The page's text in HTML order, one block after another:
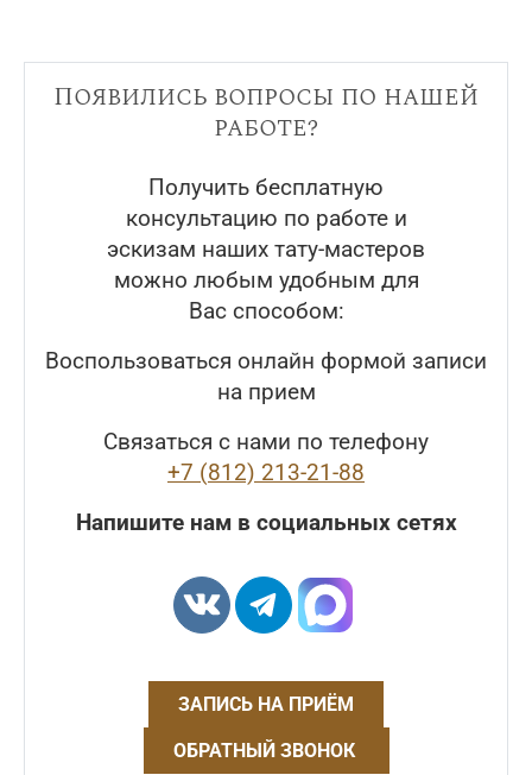
Появились вопросы по нашей
работе?
Получить бесплатную
консультацию по работе и
эскизам наших тату-мастеров
можно любым удобным для
Вас способом:
Воспользоваться онлайн формой записи
на прием
Связаться с нами по телефону
+7 (812) 213-21-88
Напишите нам в социальных сетях
ЗАПИСЬ НА ПРИЁМ
ОБРАТНЫЙ ЗВОНОК